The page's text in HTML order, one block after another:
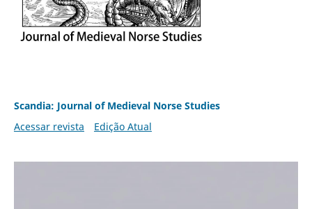
Scandia: Journal of Medieval Norse Studies
Acessar revista
Edição Atual